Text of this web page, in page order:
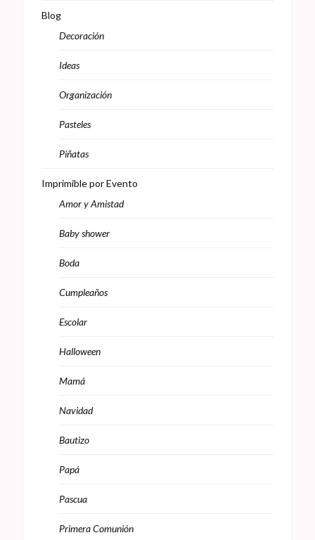
Blog
Decoración
Ideas
Organización
Pasteles
Piñatas
Imprimible por Evento
Amor y Amistad
Baby shower
Boda
Cumpleaños
Escolar
Halloween
Mamá
Navidad
Bautizo
Papá
Pascua
Primera Comunión